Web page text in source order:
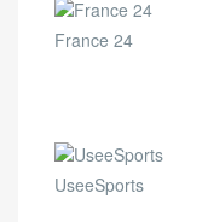
France 24
UseeSports